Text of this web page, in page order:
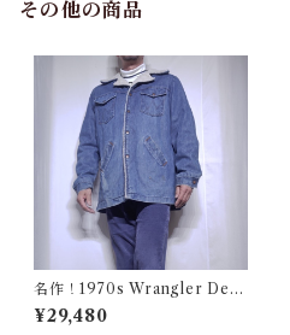
その他の商品
名作！1970s Wrangler Deni
m Wrange Coat / ラングラー
デニム ボア ランチ コート 古
¥29,480